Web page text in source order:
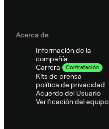
Acerca de
Información de la
compañía
Carrera
Contratación
Kits de prensa
política de privacidad
Acuerdo del Usuario
Verificación del equipo